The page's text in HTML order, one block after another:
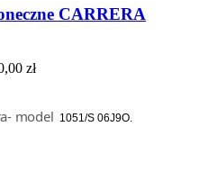
CARRERA
zł
model 1051/S 06J9O.